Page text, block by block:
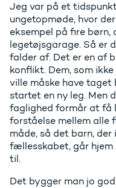
Jeg var på et
ungetopmøde, hvor
eksempel på fire børn,
legetøjsgarage. Så er
falder af. Det er en af
konflikt. Dem, som
ville måske have
startet en ny leg. Men
faglighed formår at få
forståelse mellem alle
måde, så det barn,
fællesskabet, går hjem
til.
Det bygger man jo